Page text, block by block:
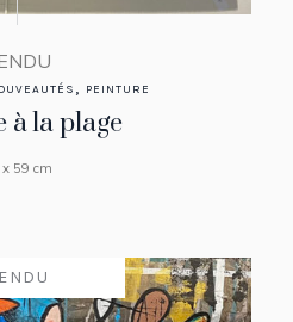
, PEINTURE
à la plage
59 cm